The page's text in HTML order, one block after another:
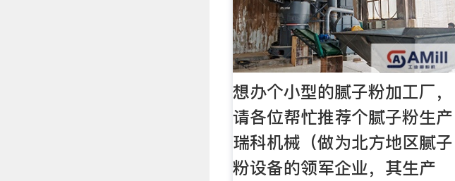
想办个小型的腻子粉加工厂，
请各位帮忙推荐个腻子粉生产
瑞科机械（做为北方地区腻子
粉设备的领军企业，其生产